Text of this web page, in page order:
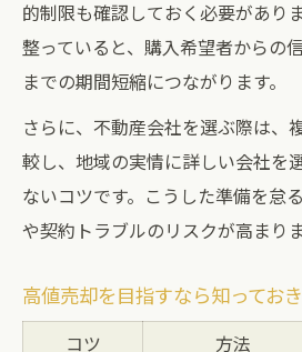
的制限も確認しておく必要があり
整っていると、購入希望者からの
までの期間短縮につながります。
さらに、不動産会社を選ぶ際は、
較し、地域の実情に詳しい会社を
ないコツです。こうした準備を怠
や契約トラブルのリスクが高まりま
高値売却を目指すなら知ってお
コツ 方法